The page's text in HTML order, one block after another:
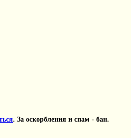
. За оскорбления и спам - бан.